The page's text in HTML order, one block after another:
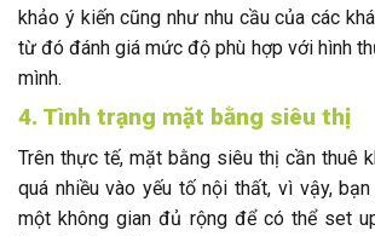
khảo ý kiến cũng như nhu cầu của các
từ đó đánh giá mức độ phù hợp với hình
mình.
4. Tình trạng mặt bằng siêu thị
Trên thực tế, mặt bằng siêu thị cần thuê
quá nhiều vào yếu tố nội thất, vì vậy,
một không gian đủ rộng để có thể set